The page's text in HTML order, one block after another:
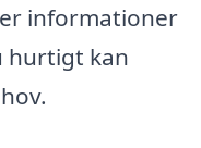
informationer
hurtigt kan